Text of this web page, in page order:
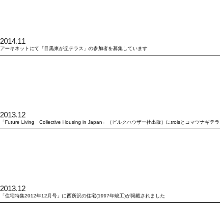
2014.11
アーキネットにて「目黒東が丘テラス」の参加者を募集しています
2013.12
「Future Living Collective Housing in Japan」（ビルクハウザー社出版）にtroisとコマツナギテ
2013.12
「住宅特集2012年12月号」に西所沢の住宅(1997年竣工)が掲載されました